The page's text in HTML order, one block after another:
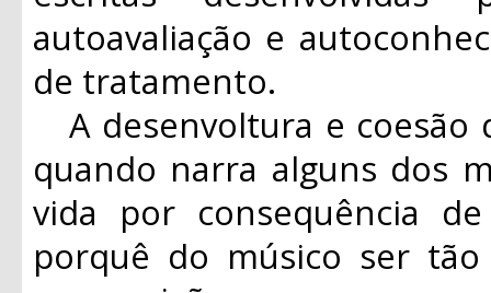
autoavaliação e
de tratamento.
A desenvoltura e coesão
quando narra alguns dos
vida por consequência
porquê do músico ser